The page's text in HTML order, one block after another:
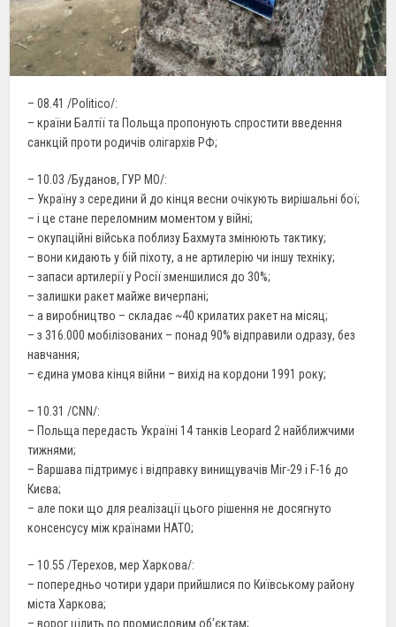
– 08.41 /Politico/:
– країни Балтії та Польща пропонують спростити введення
санкцій проти родичів олігархів РФ;
– 10.03 /Буданов, ГУР МО/:
– Україну з середини й до кінця весни очікують вирішальні бої;
– і це стане переломним моментом у війні;
– окупаційні війська поблизу Бахмута змінюють тактику;
– вони кидають у бій піхоту, а не артилерію чи іншу техніку;
– запаси артилерії у Росії зменшилися до 30%;
– залишки ракет майже вичерпані;
– а виробництво – складає ~40 крилатих ракет на місяц;
– з 316.000 мобілізованих – понад 90% відправили одразу, без
навчання;
– єдинa умова кінця війни – вихід на кордони 1991 року;
– 10.31 /СNN/:
– Польща передасть Україні 14 танків Leopard 2 найближчими
тижнями;
– Варшава підтримує і відправку винищувачів Міг-29 і F-16 до
Києва;
– але поки що для реалізації цього рішення не досягнуто
консенсусу між країнами НАТО;
– 10.55 /Терехов, мер Харкова/:
– попередньо чотири удари прийшлися по Київському району
міста Харкова;
– ворог цілить по промисловим об‘єктам;